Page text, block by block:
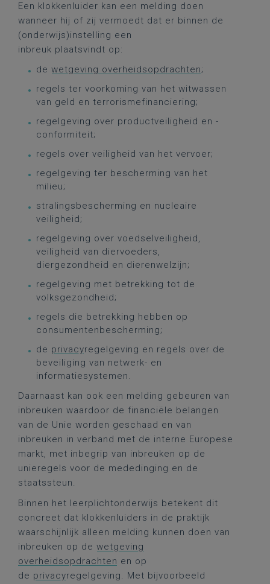
Een klokkenluider kan een melding doen
wanneer hij of zij vermoedt dat er binnen de
(onderwijs)instelling een
inbreuk plaatsvindt op:
de wetgeving overheidsopdrachten;
regels ter voorkoming van het witwassen
van geld en terrorismefinanciering;
regelgeving over productveiligheid en -
conformiteit;
regels over veiligheid van het vervoer;
regelgeving ter bescherming van het
milieu;
stralingsbescherming en nucleaire
veiligheid;
regelgeving over voedselveiligheid,
veiligheid van diervoeders,
diergezondheid en dierenwelzijn;
regelgeving met betrekking tot de
volksgezondheid;
regels die betrekking hebben op
consumentenbescherming;
de privacyregelgeving en regels over de
beveiliging van netwerk- en
informatiesystemen.
Daarnaast kan ook een melding gebeuren van
inbreuken waardoor de financiële belangen
van de Unie worden geschaad en van
inbreuken in verband met de interne Europese
markt, met inbegrip van inbreuken op de
unieregels voor de mededinging en de
staatssteun.
Binnen het leerplichtonderwijs betekent dit
concreet dat klokkenluiders in de praktijk
waarschijnlijk alleen melding kunnen doen van
inbreuken op de wetgeving
overheidsopdrachten en op
de privacyregelgeving. Met bijvoorbeeld